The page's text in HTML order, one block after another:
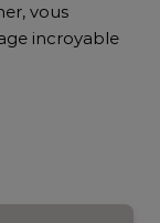
vous
incroyable